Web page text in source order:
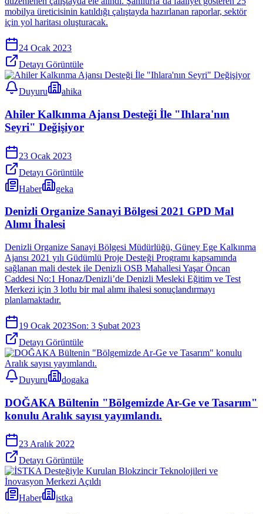
mobilya üreticisinin katıldığı çalıştayda hazırlanan raporlar, sektör
için yol haritası oluşturacak.
24 Ocak 2023
Detayı Görüntüle
Duyuru ahika
Ahiler Kalkınma Ajansı Desteği İle "Ihlara'nın
Seyri" Değişiyor
23 Ocak 2023
Detayı Görüntüle
Haber
geka
Denizli Organize Sanayi Bölgesi 2021 GPD Mal
Alımı İhalesi
Denizli Organize Sanayi Bölgesi Müdürlüğü, Güney Ege Kalkınma
Ajansı 2021 yılı Güdümlü Proje Desteği Programı kapsamında
sağlanan mali destek ile Denizli OSB Mahallesi Yaşar Öncan
Caddesi No:1 Honaz/Denizli’de Denizli Mesleki Eğitim ve Test
Merkezi için 3 lotlu bir mal alımı ihalesi sonuçlandırmayı
planlamaktadır.
19 Ocak 2023Son: 3 Şubat 2023
Detayı Görüntüle
Duyuru dogaka
DOĞAKA Bültenin "Bölgemizde Ar-Ge ve Tasarım"
konulu Aralık sayısı yayımlandı.
23 Aralık 2022
Detayı Görüntüle
Haber istka